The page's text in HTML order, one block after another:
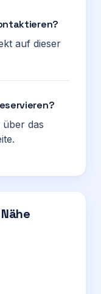
auf dieser
das